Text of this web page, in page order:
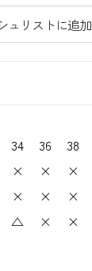
ュリストに追加
34 36
38
× ×
×
× ×
×
△ × ×